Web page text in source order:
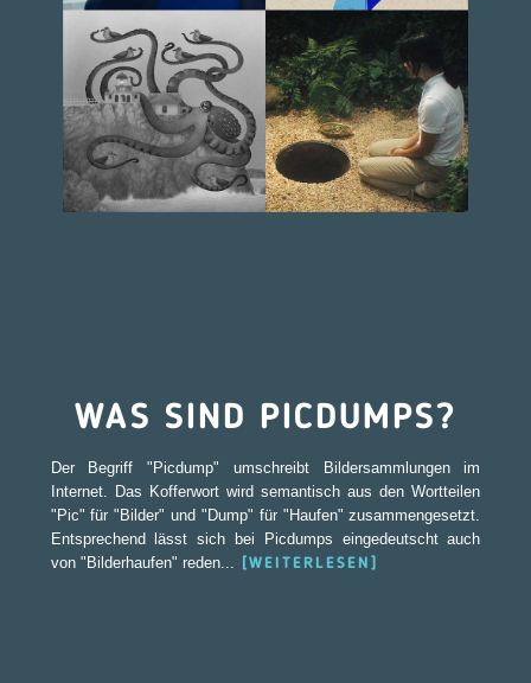
WAS SIND PICDUMPS?
Der Begriff "Picdump" umschreibt Bildersammlungen im
Internet. Das Kofferwort wird semantisch aus den Wortteilen
"Pic" für "Bilder" und "Dump" für "Haufen" zusammengesetzt.
Entsprechend lässt sich bei Picdumps eingedeutscht auch
von "Bilderhaufen" reden...
[WEITERLESEN]